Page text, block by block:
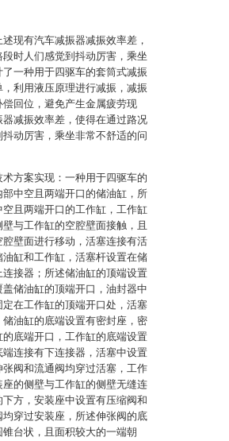
现有汽车减振器减振效率差，
时人们感觉到抖动厉害，乘坐
一种用于四驱车的套筒式减振
利用液压原理进行减振，减振
回位，避免产生金属疲劳现
减振效率差，使得在通过路况
动厉害，乘坐非常不舒适的问
方案实现：一种用于四驱车的
中空且两端开口的储油缸，所
且两端开口的工作缸，工作缸
与工作缸的空腔壁面接触，且
壁面进行移动，活塞连接有活
缸和工作缸，活塞杆设置在储
接器；所述储油缸的顶端设置
储油缸的顶端开口，油封器中
在工作缸的顶端开口处，活塞
油缸的底端设置有密封座，密
底端开口，工作缸的底端设置
连接有下连接器，活塞中设置
阀和流通阀均穿过活塞，工作
的侧壁与工作缸的侧壁无缝连
方，安装座中设置有压缩阀和
穿过安装座，所述伸张阀的底
台状，且面积较大的一端朝